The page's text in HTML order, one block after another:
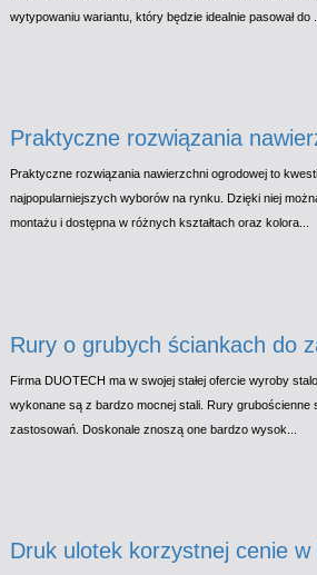
wytypowaniu wariantu, który będzie idealnie pasował do ...
Praktyczne rozwiązania
Praktyczne rozwiązania nawierzchni ogrodowej to
najpopularniejszych wyborów na rynku. Dzięki niej
montażu i dostępna w różnych kształtach oraz kolora...
Rury o grubych ściankach do
Firma DUOTECH ma w swojej stałej ofercie wyroby
wykonane są z bardzo mocnej stali. Rury
zastosowań. Doskonale znoszą one bardzo wysok...
Druk ulotek korzystnej cenie